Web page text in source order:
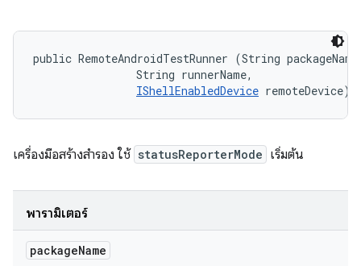
public RemoteAndroidTestRunner (String
                String runnerName,
IShellEnabledDevice remoteDevice)
เครื่องมือสร้างสำรอง ใช้ statusReporterMode เริ่มต้น
พารามิเตอร์
packageName